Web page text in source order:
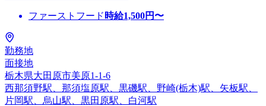
ファーストフード 時給1,500円〜
勤務地
面接地
栃木県大田原市美原1-1-6
西那須野駅、那須塩原駅、黒磯駅、野崎(栃木)駅、矢板駅、
片岡駅、烏山駅、黒田原駅、白河駅